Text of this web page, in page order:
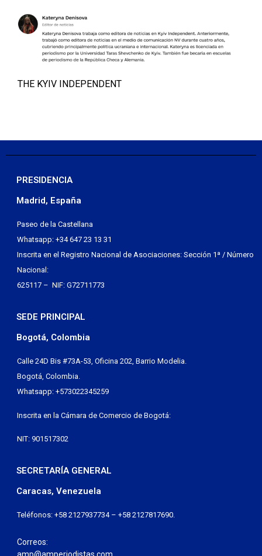
THE KYIV INDEPENDENT
PRESIDENCIA
Madrid, España
Paseo de la Castellana
Whatsapp: +34 647 23 13 31
Inscrita en el Registro Nacional de Asociaciones: Sección 1ª / Número
Nacional:
625117 – NIF: G72711773
SEDE PRINCIPAL
Bogotá, Colombia
Calle 24D Bis #73A-53, Oficina 202, Barrio Modelia.
Bogotá, Colombia.
Whatsapp: +573022345259
Inscrita en la Cámara de Comercio de Bogotá:
NIT: 901517302
SECRETARÍA GENERAL
Caracas, Venezuela
Teléfonos: +58 2127937734 – +58 2127817690.
Correos: